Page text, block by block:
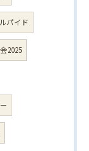
パイド
2025